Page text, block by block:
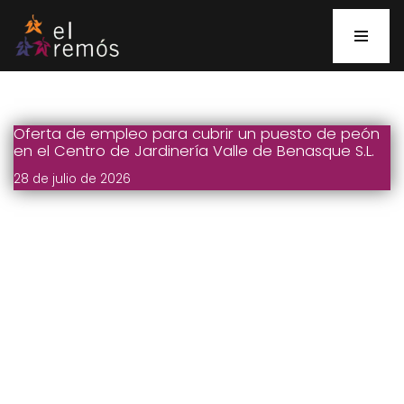
Saltar
al
Oferta de empleo para cubrir un puesto de peón
en el Centro de Jardinería Valle de Benasque S.L.
28 de julio de 2026